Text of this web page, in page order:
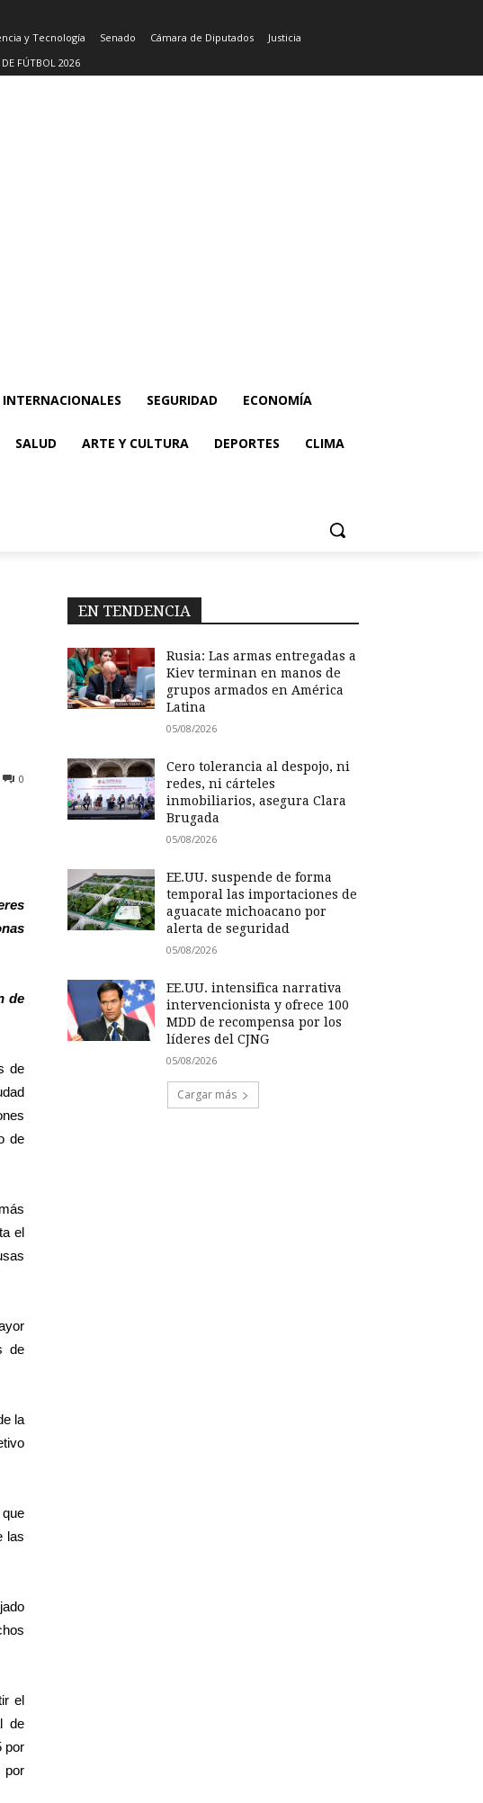
y Tecnología Senado Cámara de Diputados
Justicia
FÚTBOL 2026
INTERNACIONALES SEGURIDAD ECONOMÍA
SALUD ARTE Y CULTURA DEPORTES CLIMA
0
de
de
de
el
de
la
las
el
de
por
por
EN TENDENCIA
Rusia: Las armas entregadas a
Kiev terminan en manos de
grupos armados en América
Latina
05/08/2026
Cero tolerancia al despojo, ni
redes, ni cárteles
inmobiliarios, asegura Clara
Brugada
05/08/2026
EE.UU. suspende de forma
temporal las importaciones de
aguacate michoacano por
alerta de seguridad
05/08/2026
EE.UU. intensifica narrativa
intervencionista y ofrece 100
MDD de recompensa por los
líderes del CJNG
05/08/2026
Cargar más